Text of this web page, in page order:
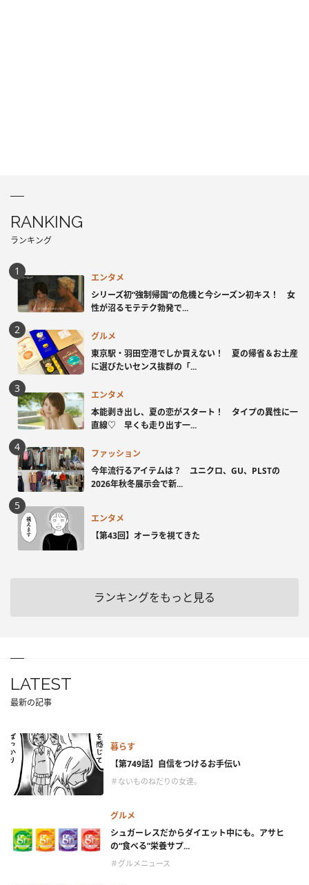
RANKING
ランキング
エンタメ
シリーズ初“強制帰国”の危機と今シーズン初キス！ 女
性が沼るモテテク勃発で...
グルメ
東京駅・羽田空港でしか買えない！ 夏の帰省＆お土産
に選びたいセンス抜群の「...
エンタメ
本能剥き出し、夏の恋がスタート！ タイプの異性に一
直線♡ 早くも走り出す一...
ファッション
今年流行るアイテムは？ ユニクロ、GU、PLSTの
2026年秋冬展示会で新...
エンタメ
【第43回】オーラを視てきた
ランキングをもっと見る
LATEST
最新の記事
暮らす
【第749話】自信をつけるお手伝い
＃ないものねだりの女達。
グルメ
シュガーレスだからダイエット中にも。アサヒ
の“食べる”栄養サプ...
＃グルメニュース